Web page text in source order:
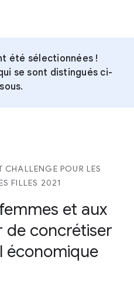
été sélectionnées !
se sont distingués ci-
POUR LES
FILLES 2021
et aux
de concrétiser
économique